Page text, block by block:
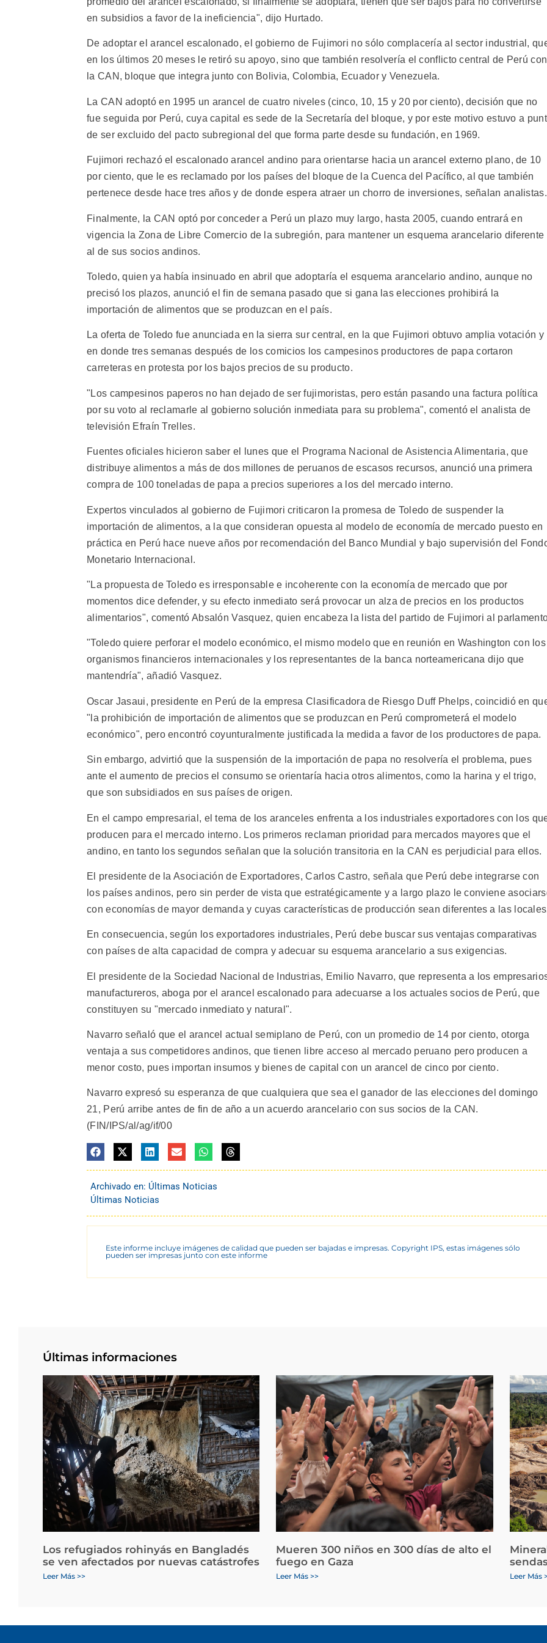
en subsidios a favor de la ineficiencia", dijo Hurtado.
De adoptar el arancel escalonado, el gobierno de Fujimori no sólo complacería al sector industrial,
en los últimos 20 meses le retiró su apoyo, sino que también resolvería el conflicto central de Perú con
la CAN, bloque que integra junto con Bolivia, Colombia, Ecuador y Venezuela.
La CAN adoptó en 1995 un arancel de cuatro niveles (cinco, 10, 15 y 20 por ciento), decisión que no
fue seguida por Perú, cuya capital es sede de la Secretaría del bloque, y por este motivo estuvo a
de ser excluido del pacto subregional del que forma parte desde su fundación, en 1969.
Fujimori rechazó el escalonado arancel andino para orientarse hacia un arancel externo plano, de 10
por ciento, que le es reclamado por los países del bloque de la Cuenca del Pacífico, al que también
pertenece desde hace tres años y de donde espera atraer un chorro de inversiones, señalan analistas.
Finalmente, la CAN optó por conceder a Perú un plazo muy largo, hasta 2005, cuando entrará en
vigencia la Zona de Libre Comercio de la subregión, para mantener un esquema arancelario diferente
al de sus socios andinos.
Toledo, quien ya había insinuado en abril que adoptaría el esquema arancelario andino, aunque no
precisó los plazos, anunció el fin de semana pasado que si gana las elecciones prohibirá la
importación de alimentos que se produzcan en el país.
La oferta de Toledo fue anunciada en la sierra sur central, en la que Fujimori obtuvo amplia votación y
en donde tres semanas después de los comicios los campesinos productores de papa cortaron
carreteras en protesta por los bajos precios de su producto.
"Los campesinos paperos no han dejado de ser fujimoristas, pero están pasando una factura política
por su voto al reclamarle al gobierno solución inmediata para su problema", comentó el analista de
televisión Efraín Trelles.
Fuentes oficiales hicieron saber el lunes que el Programa Nacional de Asistencia Alimentaria, que
distribuye alimentos a más de dos millones de peruanos de escasos recursos, anunció una primera
compra de 100 toneladas de papa a precios superiores a los del mercado interno.
Expertos vinculados al gobierno de Fujimori criticaron la promesa de Toledo de suspender la
importación de alimentos, a la que consideran opuesta al modelo de economía de mercado puesto en
práctica en Perú hace nueve años por recomendación del Banco Mundial y bajo supervisión del
Monetario Internacional.
"La propuesta de Toledo es irresponsable e incoherente con la economía de mercado que por
momentos dice defender, y su efecto inmediato será provocar un alza de precios en los productos
alimentarios", comentó Absalón Vasquez, quien encabeza la lista del partido de Fujimori al
"Toledo quiere perforar el modelo económico, el mismo modelo que en reunión en Washington con los
organismos financieros internacionales y los representantes de la banca norteamericana dijo que
mantendría", añadió Vasquez.
Oscar Jasaui, presidente en Perú de la empresa Clasificadora de Riesgo Duff Phelps, coincidió en
"la prohibición de importación de alimentos que se produzcan en Perú comprometerá el modelo
económico", pero encontró coyunturalmente justificada la medida a favor de los productores de papa.
Sin embargo, advirtió que la suspensión de la importación de papa no resolvería el problema, pues
ante el aumento de precios el consumo se orientaría hacia otros alimentos, como la harina y el trigo,
que son subsidiados en sus países de origen.
En el campo empresarial, el tema de los aranceles enfrenta a los industriales exportadores con los
producen para el mercado interno. Los primeros reclaman prioridad para mercados mayores que el
andino, en tanto los segundos señalan que la solución transitoria en la CAN es perjudicial para ellos.
El presidente de la Asociación de Exportadores, Carlos Castro, señala que Perú debe integrarse con
los países andinos, pero sin perder de vista que estratégicamente y a largo plazo le conviene
con economías de mayor demanda y cuyas características de producción sean diferentes a las
En consecuencia, según los exportadores industriales, Perú debe buscar sus ventajas comparativas
con países de alta capacidad de compra y adecuar su esquema arancelario a sus exigencias.
El presidente de la Sociedad Nacional de Industrias, Emilio Navarro, que representa a los
manufactureros, aboga por el arancel escalonado para adecuarse a los actuales socios de Perú, que
constituyen su "mercado inmediato y natural".
Navarro señaló que el arancel actual semiplano de Perú, con un promedio de 14 por ciento, otorga
ventaja a sus competidores andinos, que tienen libre acceso al mercado peruano pero producen a
menor costo, pues importan insumos y bienes de capital con un arancel de cinco por ciento.
Navarro expresó su esperanza de que cualquiera que sea el ganador de las elecciones del domingo
21, Perú arribe antes de fin de año a un acuerdo arancelario con sus socios de la CAN.
(FIN/IPS/al/ag/if/00
Archivado en: Últimas Noticias
Últimas Noticias
Este informe incluye imágenes de calidad que pueden ser bajadas e impresas. Copyright IPS, estas imágenes sólo
pueden ser impresas junto con este informe
Últimas informaciones
Los refugiados rohinyás en Bangladés
se ven afectados por nuevas catástrofes
Leer Más >>
Mueren 300 niños en 300 días de alto el
fuego en Gaza
Leer Más >> Leer Más